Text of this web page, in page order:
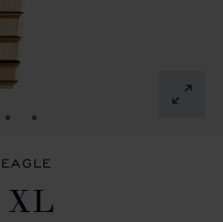
DIAPOSITIVE 1
À LA DIAPOSITIVE
ALLER À LA
ALLER À LA
XL